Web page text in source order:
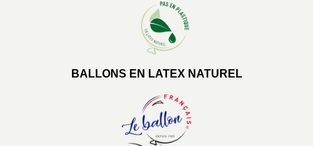
BALLONS EN LATEX NATUREL